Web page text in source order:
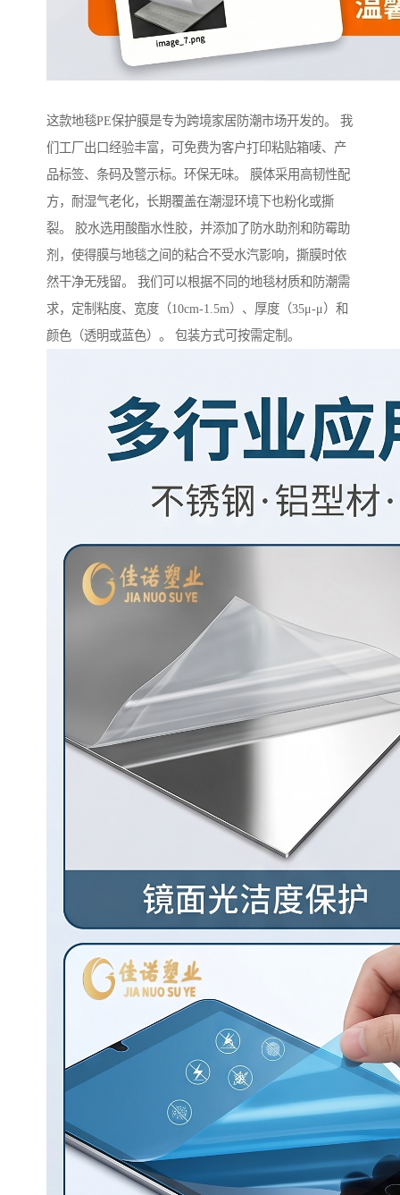
这款地毯PE保护膜是专为跨境家居防潮市场开发的。 我
们工厂出口经验丰富，可免费为客户打印粘贴箱唛、产
品标签、条码及警示标。环保无味。 膜体采用高韧性配
方，耐湿气老化，长期覆盖在潮湿环境下也粉化或撕
裂。 胶水选用酸酯水性胶，并添加了防水助剂和防霉助
剂，使得膜与地毯之间的粘合不受水汽影响，撕膜时依
然干净无残留。 我们可以根据不同的地毯材质和防潮需
求，定制粘度、宽度（10cm-1.5m）、厚度（35μ-μ）和
颜色（透明或蓝色）。 包装方式可按需定制。